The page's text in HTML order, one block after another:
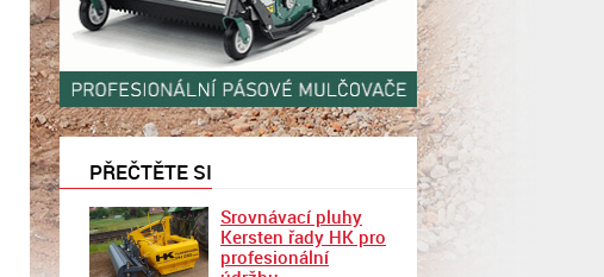
PŘEČTĚTE SI
Srovnávací pluhy
Kersten řady HK pro
profesionální